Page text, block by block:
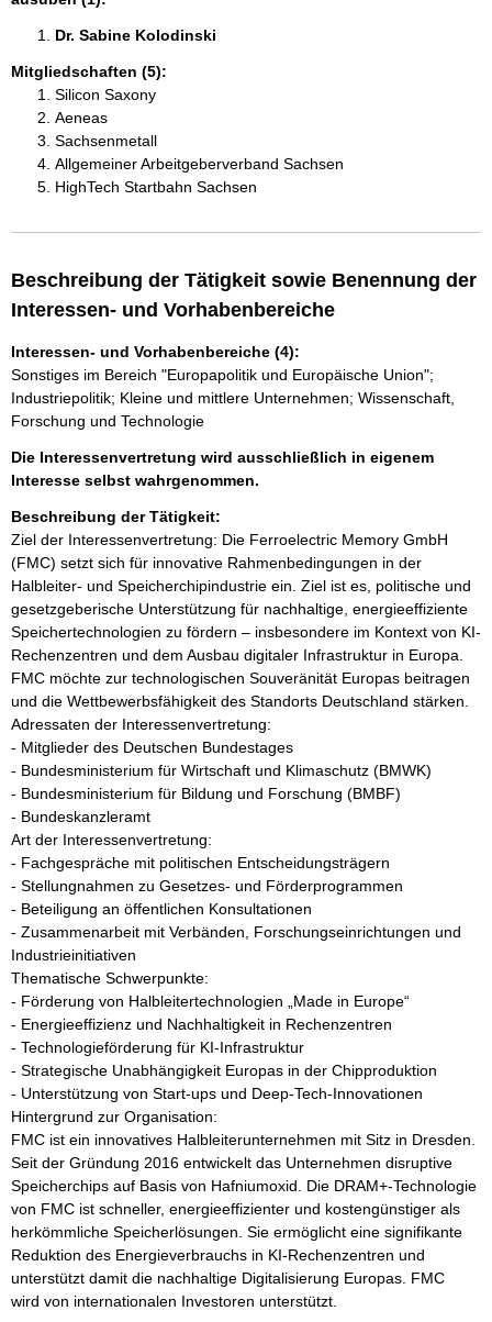
Dr. Sabine Kolodinski
Mitgliedschaften (5):
Silicon Saxony
Aeneas
Sachsenmetall
Allgemeiner Arbeitgeberverband Sachsen
HighTech Startbahn Sachsen
Beschreibung der Tätigkeit sowie Benennung der
Interessen- und Vorhabenbereiche
Interessen- und Vorhabenbereiche (4):
Sonstiges im Bereich "Europapolitik und Europäische Union";
Industriepolitik; Kleine und mittlere Unternehmen; Wissenschaft,
Forschung und Technologie
Die Interessenvertretung wird ausschließlich in eigenem
Interesse selbst wahrgenommen.
Beschreibung der Tätigkeit:
Ziel der Interessenvertretung: Die Ferroelectric Memory GmbH
(FMC) setzt sich für innovative Rahmenbedingungen in der
Halbleiter- und Speicherchipindustrie ein. Ziel ist es, politische und
gesetzgeberische Unterstützung für nachhaltige, energieeffiziente
Speichertechnologien zu fördern – insbesondere im Kontext von KI-
Rechenzentren und dem Ausbau digitaler Infrastruktur in Europa.
FMC möchte zur technologischen Souveränität Europas beitragen
und die Wettbewerbsfähigkeit des Standorts Deutschland stärken.
Adressaten der Interessenvertretung:
- Mitglieder des Deutschen Bundestages
- Bundesministerium für Wirtschaft und Klimaschutz (BMWK)
- Bundesministerium für Bildung und Forschung (BMBF)
- Bundeskanzleramt
Art der Interessenvertretung:
- Fachgespräche mit politischen Entscheidungsträgern
- Stellungnahmen zu Gesetzes- und Förderprogrammen
- Beteiligung an öffentlichen Konsultationen
- Zusammenarbeit mit Verbänden, Forschungseinrichtungen und
Industrieinitiativen
Thematische Schwerpunkte:
- Förderung von Halbleitertechnologien „Made in Europe“
- Energieeffizienz und Nachhaltigkeit in Rechenzentren
- Technologieförderung für KI-Infrastruktur
- Strategische Unabhängigkeit Europas in der Chipproduktion
- Unterstützung von Start-ups und Deep-Tech-Innovationen
Hintergrund zur Organisation:
FMC ist ein innovatives Halbleiterunternehmen mit Sitz in Dresden.
Seit der Gründung 2016 entwickelt das Unternehmen disruptive
Speicherchips auf Basis von Hafniumoxid. Die DRAM+-Technologie
von FMC ist schneller, energieeffizienter und kostengünstiger als
herkömmliche Speicherlösungen. Sie ermöglicht eine signifikante
Reduktion des Energieverbrauchs in KI-Rechenzentren und
unterstützt damit die nachhaltige Digitalisierung Europas. FMC
wird von internationalen Investoren unterstützt.